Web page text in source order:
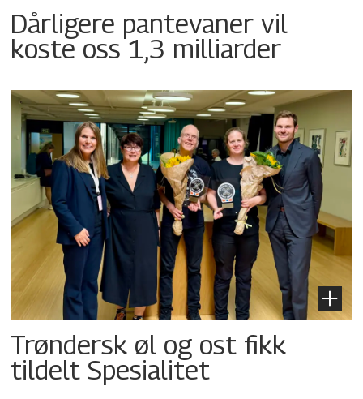
Dårligere pantevaner vil
koste oss 1,3 milliarder
Trøndersk øl og ost fikk
tildelt Spesialitet